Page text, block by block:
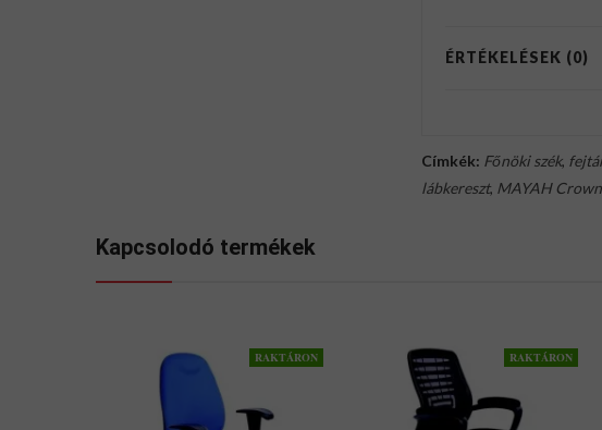
ÉRTÉKELÉSEK (0)
Címkék: Főnöki szék,
lábkereszt, MAYAH Crown
Kapcsolodó termékek
RAKTÁRON RAKTÁRON